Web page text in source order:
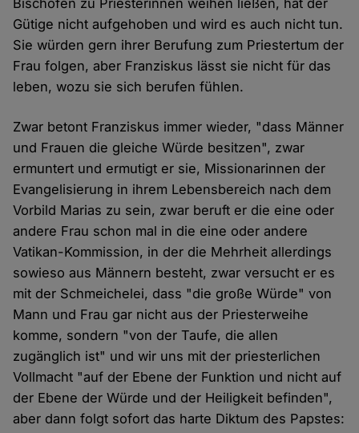
Bischöfen zu Priesterinnen weihen ließen, hat der
Gütige nicht aufgehoben und wird es auch nicht tun.
Sie würden gern ihrer Berufung zum Priestertum der
Frau folgen, aber Franziskus lässt sie nicht für das
leben, wozu sie sich berufen fühlen.
Zwar betont Franziskus immer wieder, "dass Männer
und Frauen die gleiche Würde besitzen", zwar
ermuntert und ermutigt er sie, Missionarinnen der
Evangelisierung in ihrem Lebensbereich nach dem
Vorbild Marias zu sein, zwar beruft er die eine oder
andere Frau schon mal in die eine oder andere
Vatikan-Kommission, in der die Mehrheit allerdings
sowieso aus Männern besteht, zwar versucht er es
mit der Schmeichelei, dass "die große Würde" von
Mann und Frau gar nicht aus der Priesterweihe
komme, sondern "von der Taufe, die allen
zugänglich ist" und wir uns mit der priesterlichen
Vollmacht "auf der Ebene der Funktion und nicht auf
der Ebene der Würde und der Heiligkeit befinden",
aber dann folgt sofort das harte Diktum des Papstes: